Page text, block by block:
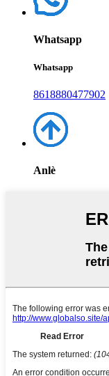
Whatsapp
Whatsapp
8618880477902
Anlè